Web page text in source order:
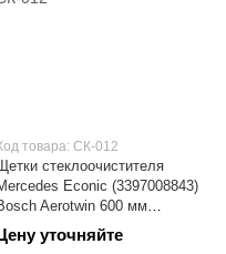
товара: СК-012
Щетки стеклоочистителя
Econic (3397008843)
Aerotwin 600 мм
| СК-012
уточняйте